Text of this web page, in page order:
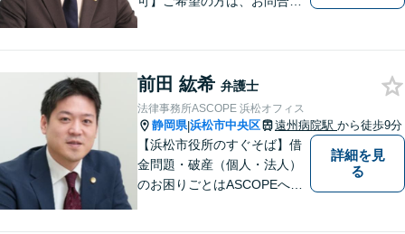
前田 紘希 弁護士
法律事務所ASCOPE 浜松オフィス
静岡県|浜松市中央区 遠州病院駅 から徒歩9分
【浜松市役所のすぐそば】借
金問題・破産（個人・法人）
のお困りごとはASCOPEへご
詳細を見
る